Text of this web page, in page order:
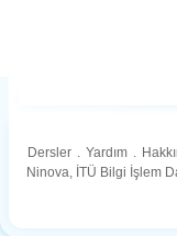
Dersler . Yardım .
Ninova, İTÜ Bilgi İşlem